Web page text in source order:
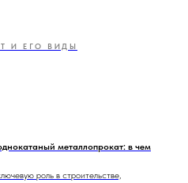
И ЕГО ВИДЫ
металлопрокат: в чем
роль в строительстве,